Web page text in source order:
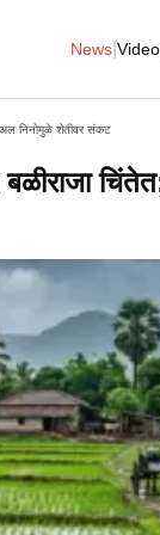
News Video
निनोमुळे शेतीवर संकट